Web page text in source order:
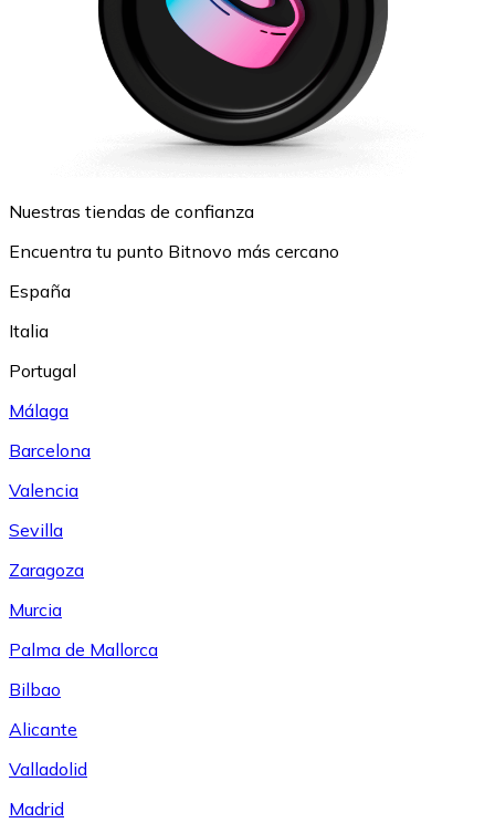
Nuestras tiendas de confianza
Encuentra tu punto Bitnovo más cercano
España
Italia
Portugal
Málaga
Barcelona
Valencia
Sevilla
Zaragoza
Murcia
Palma de Mallorca
Bilbao
Alicante
Valladolid
Madrid